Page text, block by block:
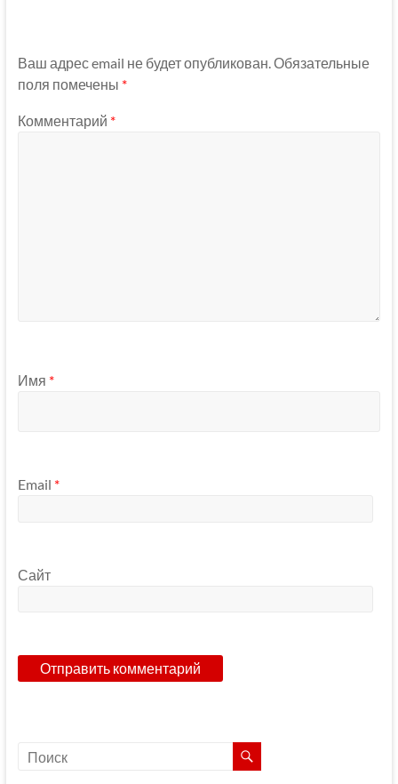
Ваш адрес email не будет опубликован. Обязательные
поля помечены *
Комментарий *
Имя *
Email *
Сайт